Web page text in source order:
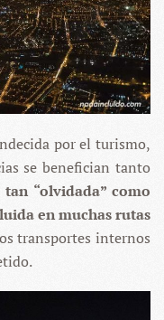
por el turismo,
se benefician tanto
“olvidada” como
en muchas rutas
transportes internos